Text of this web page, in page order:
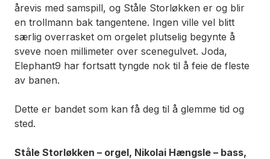
årevis med samspill, og Ståle Storløkken er og blir
en trollmann bak tangentene. Ingen ville vel blitt
særlig overrasket om orgelet plutselig begynte å
sveve noen millimeter over scenegulvet. Joda,
Elephant9 har fortsatt tyngde nok til å feie de fleste
av banen.
Dette er bandet som kan få deg til å glemme tid og
sted.
Ståle Storløkken – orgel, Nikolai Hængsle – bass,